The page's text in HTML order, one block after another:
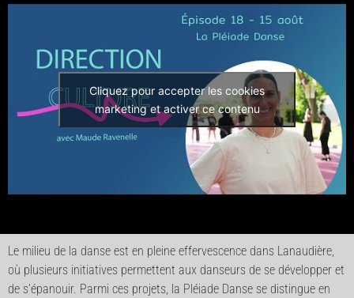
Cliquez pour accepter les cookies
marketing et activer ce contenu
Le milieu de la danse est en pleine effervescence dans Lanaudière,
où plusieurs initiatives permettent aux danseurs de se développer et
de s’épanouir. Parmi ces projets, la Pléiade Danse se distingue en